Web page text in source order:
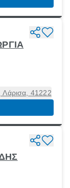
41222